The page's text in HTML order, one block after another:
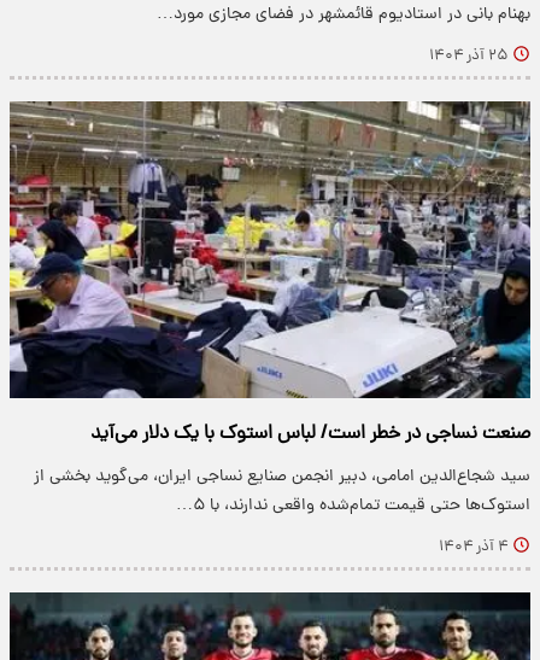
بهنام بانی در استادیوم قائمشهر در فضای مجازی مورد…
۲۵ آذر ۱۴۰۴
صنعت نساجی در خطر است/ لباس استوک با یک دلار می‌آید
سید شجاع‌الدین امامی، دبیر انجمن صنایع نساجی ایران، می‌گوید بخشی از
استوک‌ها حتی قیمت تمام‌شده واقعی ندارند، با ۵…
۴ آذر ۱۴۰۴